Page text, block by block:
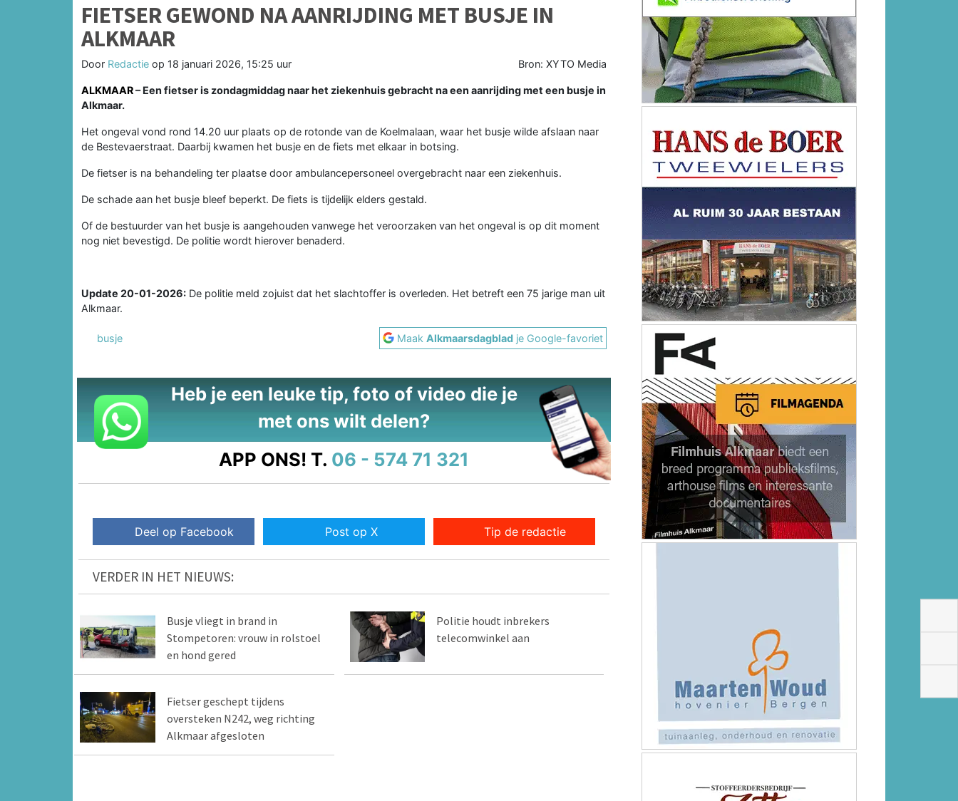
FIETSER GEWOND NA AANRIJDING MET BUSJE IN
ALKMAAR
Door Redactie op 18 januari 2026, 15:25 uur Bron: XYTO Media
ALKMAAR– Een fietser is zondagmiddag naar het ziekenhuis gebracht na een aanrijding met een busje in
Alkmaar.
Het ongeval vond rond 14.20 uur plaats op de rotonde van de Koelmalaan, waar het busje wilde afslaan naar
de Bestevaerstraat. Daarbij kwamen het busje en de fiets met elkaar in botsing.
De fietser is na behandeling ter plaatse door ambulancepersoneel overgebracht naar een ziekenhuis.
De schade aan het busje bleef beperkt. De fiets is tijdelijk elders gestald.
Of de bestuurder van het busje is aangehouden vanwege het veroorzaken van het ongeval is op dit moment
nog niet bevestigd. De politie wordt hierover benaderd.
Update 20-01-2026: De politie meld zojuist dat het slachtoffer is overleden. Het betreft een 75 jarige man uit
Alkmaar.
busje MaakAlkmaarsdagblad je Google-favoriet
Heb je een leuke tip, foto of video die je
met ons wilt delen?
APP ONS! T. 06 - 574 71 321
Deel op Facebook Post op X Tip de redactie
VERDER IN HET NIEUWS:
Busje vliegt in brand in
Stompetoren: vrouw in rolstoel
en hond gered
Politie houdt inbrekers
telecomwinkel aan
Fietser geschept tijdens
oversteken N242, weg richting
Alkmaar afgesloten